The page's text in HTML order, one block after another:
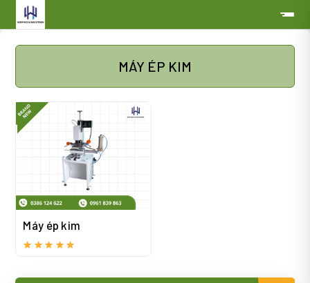
MÁY ÉP KIM
Máy ép kim